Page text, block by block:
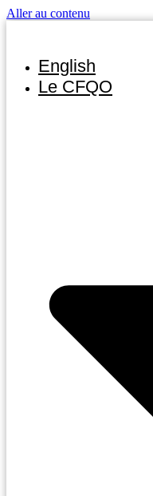
Aller au contenu
English
Le CFQO